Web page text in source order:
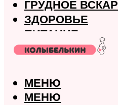
ГРУДНОЕ
ЗДОРОВЬЕ
ПИТАНИЕ
РОДЫ
МЕНЮ
МЕНЮ